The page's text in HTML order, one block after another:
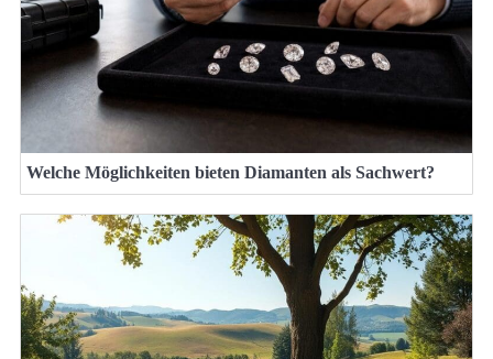
Welche Möglichkeiten bieten Diamanten als Sachwert?